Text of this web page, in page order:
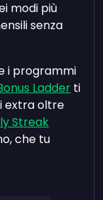
modi più
senza
i programmi
Ladder ti
extra oltre
Streak
che tu